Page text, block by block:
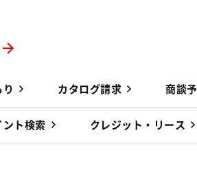
り カタログ請求 商談
ント検索 クレジット・リース